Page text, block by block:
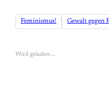
Feminismus! Gewalt gegen
Wird geladen …